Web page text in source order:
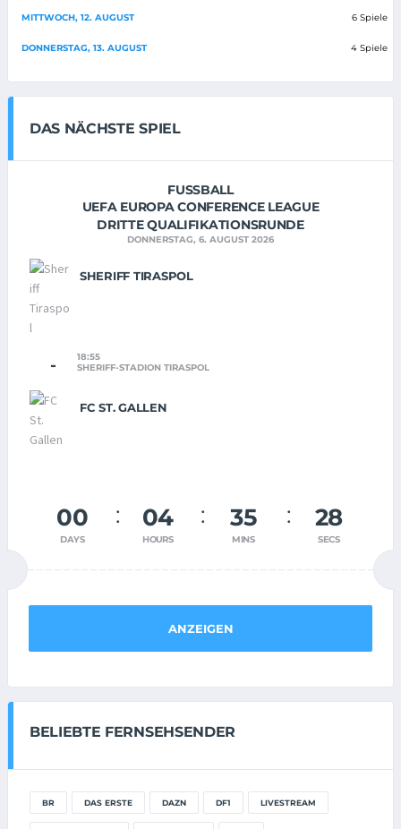
MITTWOCH, 12. AUGUST 6 Spiele
DONNERSTAG, 13. AUGUST 4 Spiele
DAS NÄCHSTE SPIEL
FUSSBALL
UEFA EUROPA CONFERENCE LEAGUE
DRITTE QUALIFIKATIONSRUNDE
DONNERSTAG, 6. AUGUST 2026
SHERIFF TIRASPOL
-
18:55
SHERIFF-STADION TIRASPOL
FC ST. GALLEN
00
DAYS
04
HOURS
35
MINS
28
SECS
ANZEIGEN
BELIEBTE FERNSEHSENDER
BR DAS ERSTE DAZN DF1 LIVESTREAM